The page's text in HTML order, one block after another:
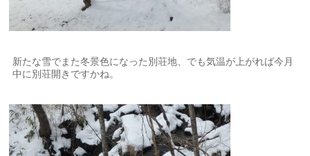
新たな雪でまた冬景色になった別荘地、でも気温が上がれば今月
中に別荘開きですかね。